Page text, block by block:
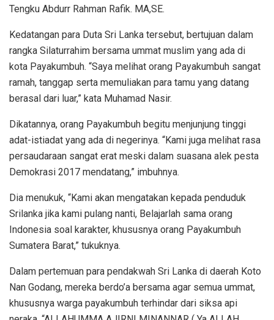
Tengku Abdurr Rahman Rafik. MA,SE.
Kedatangan para Duta Sri Lanka tersebut, bertujuan dalam
rangka Silaturrahim bersama ummat muslim yang ada di
kota Payakumbuh. “Saya melihat orang Payakumbuh sangat
ramah, tanggap serta memuliakan para tamu yang datang
berasal dari luar,” kata Muhamad Nasir.
Dikatannya, orang Payakumbuh begitu menjunjung tinggi
adat-istiadat yang ada di negerinya. “Kami juga melihat rasa
persaudaraan sangat erat meski dalam suasana alek pesta
Demokrasi 2017 mendatang,” imbuhnya.
Dia menukuk, “Kami akan mengatakan kepada penduduk
Srilanka jika kami pulang nanti, Belajarlah sama orang
Indonesia soal karakter, khususnya orang Payakumbuh
Sumatera Barat,” tukuknya.
Dalam pertemuan para pendakwah Sri Lanka di daerah Koto
Nan Godang, mereka berdo’a bersama agar semua ummat,
khususnya warga payakumbuh terhindar dari siksa api